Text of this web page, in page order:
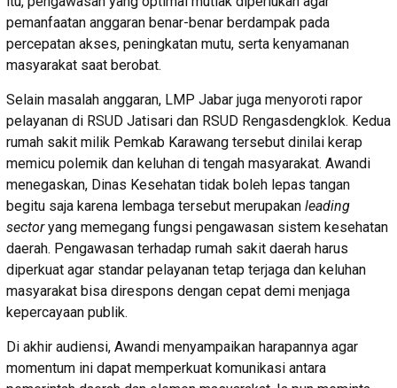
pemanfaatan anggaran benar-benar berdampak pada
percepatan akses, peningkatan mutu, serta kenyamanan
masyarakat saat berobat.
Selain masalah anggaran, LMP Jabar juga menyoroti rapor
pelayanan di RSUD Jatisari dan RSUD Rengasdengklok. Kedua
rumah sakit milik Pemkab Karawang tersebut dinilai kerap
memicu polemik dan keluhan di tengah masyarakat. Awandi
menegaskan, Dinas Kesehatan tidak boleh lepas tangan
begitu saja karena lembaga tersebut merupakan leading
sectoryang memegang fungsi pengawasan sistem kesehatan
daerah. Pengawasan terhadap rumah sakit daerah harus
diperkuat agar standar pelayanan tetap terjaga dan keluhan
masyarakat bisa direspons dengan cepat demi menjaga
kepercayaan publik.
Di akhir audiensi, Awandi menyampaikan harapannya agar
momentum ini dapat memperkuat komunikasi antara